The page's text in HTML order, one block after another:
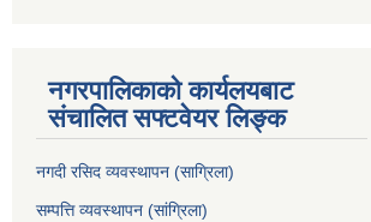
नगरपालिकाको कार्यलयबाट
संचालित सफ्टवेयर लिङ्क
नगदी रसिद व्यवस्थापन (साग्रिला)
सम्पत्ति व्यवस्थापन (सांग्रिला)